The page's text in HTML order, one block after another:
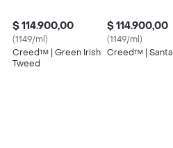
$ 114.900,00
(1149/ml)
Creed™ | Green Irish
Tweed
$ 114.900,00
(1149/ml)
Creed™ | Santal